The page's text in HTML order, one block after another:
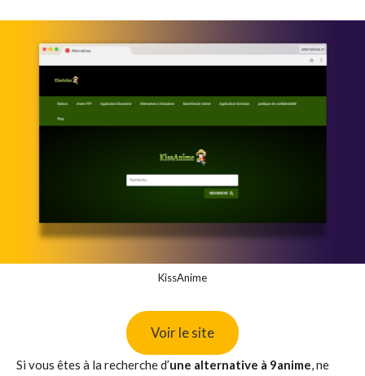
KissAnime
Voir le site
Si vous êtes à la recherche d’une alternative à 9anime, ne